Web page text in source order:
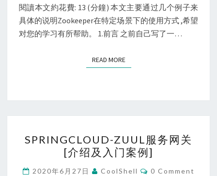
场
景
介
閱讀本文約花費: 13 (分鐘) 本文主要通过几个例子来
具体的说明Zookeeper在特定场景下的使用方式 ,希望
对您的学习有所帮助。 1.前言 之前自己写了一…
READ MOREREAD MORE
ZUUL
服
务
SPRINGCLOUD-ZUUL服务网关
[介绍及入门案例]
2020年6月27日 CoolShell Comments
0 Comment